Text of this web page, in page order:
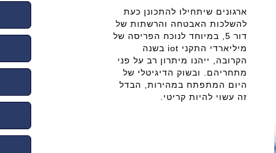
ארגונים שיתחילו להתכונן כעת
להשלכות האבטחה והרשתות של
דור 5, במיוחד לנוכח הפריסה של
מיליארדי התקני iot בשנה
הקרובה, ייהנו מיתרון רב על פני
מתחריהם. ובשוק הדיגיטלי של
היום המתפתח במהירות, הבדל
זה עשוי להיות קריטי.